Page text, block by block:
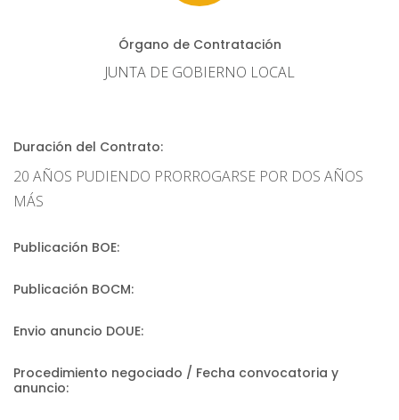
Órgano de Contratación
JUNTA DE GOBIERNO LOCAL
Duración del Contrato:
20 AÑOS PUDIENDO PRORROGARSE POR DOS AÑOS
MÁS
Publicación BOE:
Publicación BOCM:
Envio anuncio DOUE:
Procedimiento negociado / Fecha convocatoria y
anuncio: